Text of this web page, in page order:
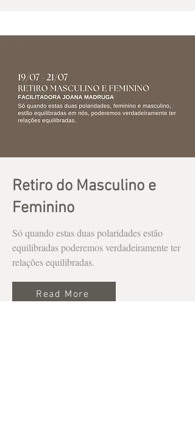
Retiro do Masculino e
Feminino
Só quando estas duas polaridades estão
equilibradas poderemos verdadeiramente ter
relações equilibradas.
Read More